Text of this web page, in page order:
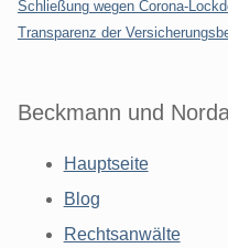
Schließung wegen Corona-
Transparenz der
Beckmann und
Hauptseite
Blog
Rechtsanwälte